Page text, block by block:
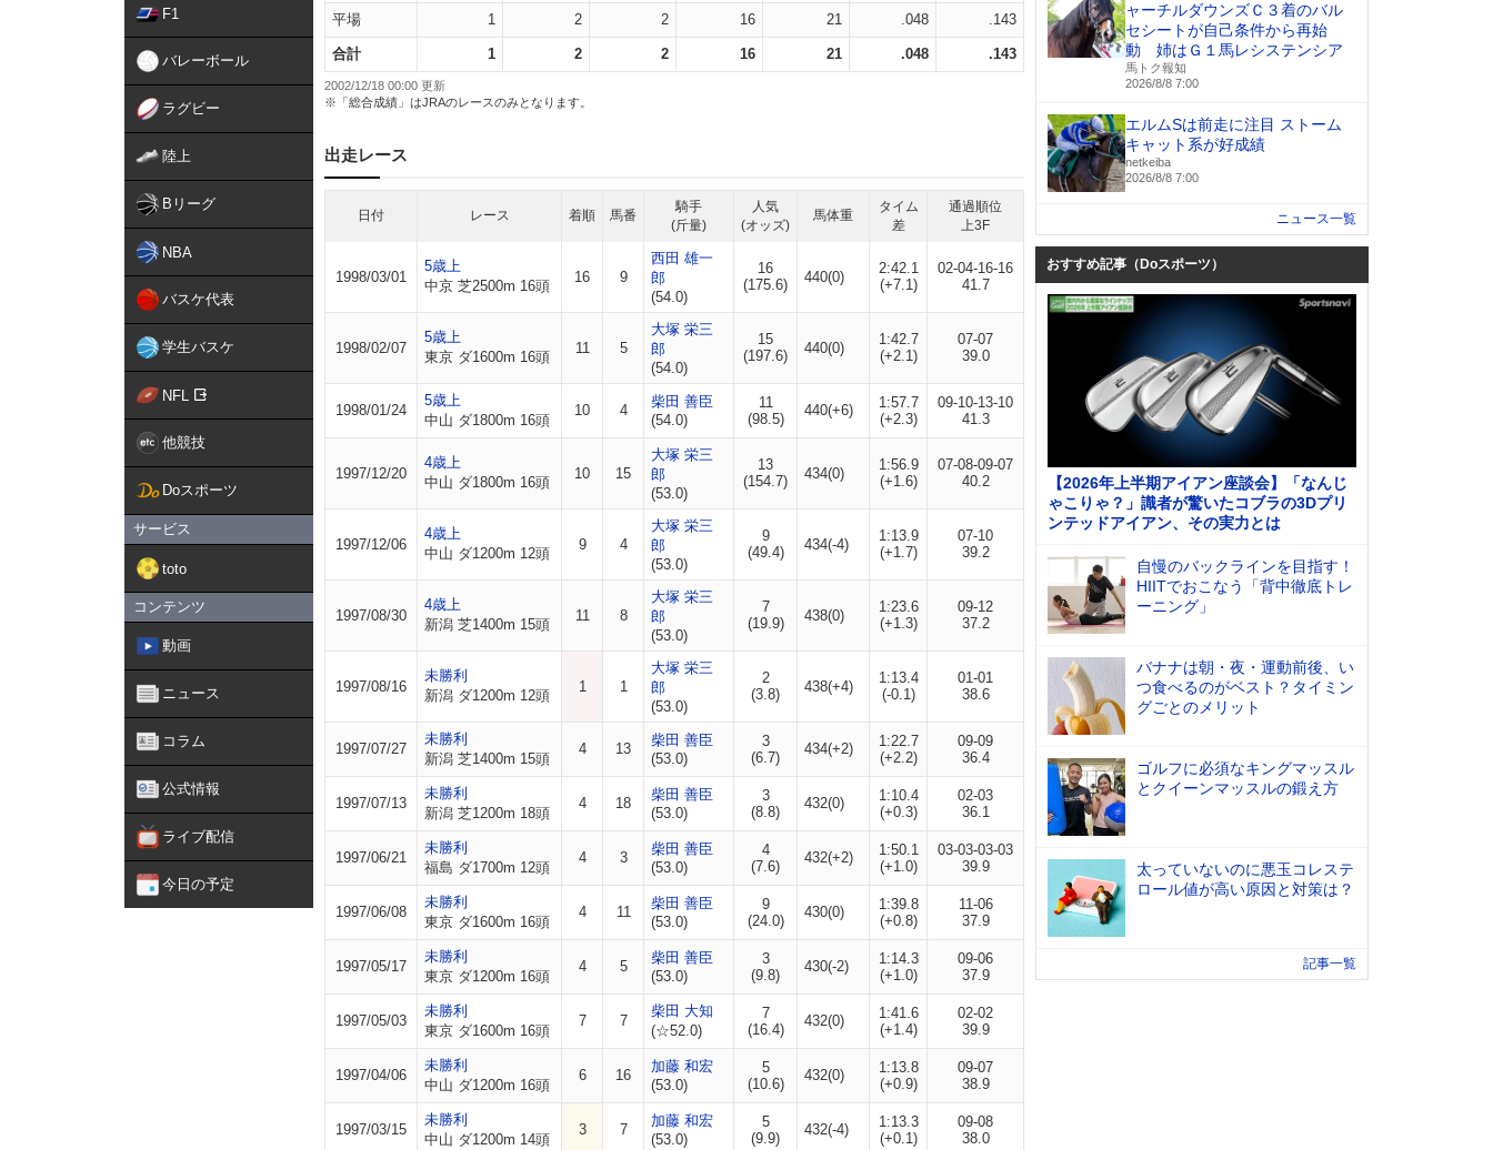
F1
バレーボール
ラグビー
陸上
Bリーグ
NBA
バスケ代表
学生バスケ
NFL
他競技
Doスポーツ
サービス
toto
コンテンツ
動画
ニュース
コラム
公式情報
ライブ配信
今日の予定
平場 1 2 2 16 21 .048 .143
合計 1 2 2 16 21 .048 .143
2002/12/18 00:00 更新
※「総合成績」はJRAのレースのみとなります。
出走レース
日付 レース 着順 馬番
騎手
(斤量)
人気
(オッズ)
馬体重
タイム
差
通過順位
上3F
1998/03/01
5歳上
中京 芝2500m 16頭
16 9
西田 雄一
郎
(54.0)
16
(175.6)
440(0)
2:42.1
(+7.1)
02-04-16-16
41.7
1998/02/07
5歳上
東京 ダ1600m 16頭
11 5
大塚 栄三
郎
(54.0)
15
(197.6)
440(0)
1:42.7
(+2.1)
07-07
39.0
1998/01/24
5歳上
中山 ダ1800m 16頭
10 4
柴田 善臣
(54.0)
11
(98.5)
440(+6)
1:57.7
(+2.3)
09-10-13-10
41.3
1997/12/20
4歳上
中山 ダ1800m 16頭
10 15
大塚 栄三
郎
(53.0)
13
(154.7)
434(0)
1:56.9
(+1.6)
07-08-09-07
40.2
1997/12/06
4歳上
中山 ダ1200m 12頭
9 4
大塚 栄三
郎
(53.0)
9
(49.4)
434(-4)
1:13.9
(+1.7)
07-10
39.2
1997/08/30
4歳上
新潟 芝1400m 15頭
11 8
大塚 栄三
郎
(53.0)
7
(19.9)
438(0)
1:23.6
(+1.3)
09-12
37.2
1997/08/16
未勝利
新潟 ダ1200m 12頭
1 1
大塚 栄三
郎
(53.0)
2
(3.8)
438(+4)
1:13.4
(-0.1)
01-01
38.6
1997/07/27
未勝利
新潟 芝1400m 15頭
4 13
柴田 善臣
(53.0)
3
(6.7)
434(+2)
1:22.7
(+2.2)
09-09
36.4
1997/07/13
未勝利
新潟 芝1200m 18頭
4 18
柴田 善臣
(53.0)
3
(8.8)
432(0)
1:10.4
(+0.3)
02-03
36.1
1997/06/21
未勝利
福島 ダ1700m 12頭
4 3
柴田 善臣
(53.0)
4
(7.6)
432(+2)
1:50.1
(+1.0)
03-03-03-03
39.9
1997/06/08
未勝利
東京 ダ1600m 16頭
4 11
柴田 善臣
(53.0)
9
(24.0)
430(0)
1:39.8
(+0.8)
11-06
37.9
1997/05/17
未勝利
東京 ダ1200m 16頭
4 5
柴田 善臣
(53.0)
3
(9.8)
430(-2)
1:14.3
(+1.0)
09-06
37.9
1997/05/03
未勝利
東京 ダ1600m 16頭
7 7
柴田 大知
(☆52.0)
7
(16.4)
432(0)
1:41.6
(+1.4)
02-02
39.9
1997/04/06
未勝利
中山 ダ1200m 16頭
6 16
加藤 和宏
(53.0)
5
(10.6)
432(0)
1:13.8
(+0.9)
09-07
38.9
1997/03/15
未勝利
中山 ダ1200m 14頭
3 7
加藤 和宏
(53.0)
5
(9.9)
432(-4)
1:13.3
(+0.1)
09-08
38.0
ャーチルダウンズＣ３着のバル
セシートが自己条件から再始
動 姉はＧ１馬レシステンシア
馬トク報知
2026/8/8 7:00
エルムSは前走に注目 ストーム
キャット系が好成績
netkeiba
2026/8/8 7:00
ニュース一覧
おすすめ記事（Doスポーツ）
【2026年上半期アイアン座談会】「なんじ
ゃこりゃ？」識者が驚いたコブラの3Dプリ
ンテッドアイアン、その実力とは
自慢のバックラインを目指す！
HIITでおこなう「背中徹底トレ
ーニング」
バナナは朝・夜・運動前後、い
つ食べるのがベスト？タイミン
グごとのメリット
ゴルフに必須なキングマッスル
とクイーンマッスルの鍛え方
太っていないのに悪玉コレステ
ロール値が高い原因と対策は？
記事一覧